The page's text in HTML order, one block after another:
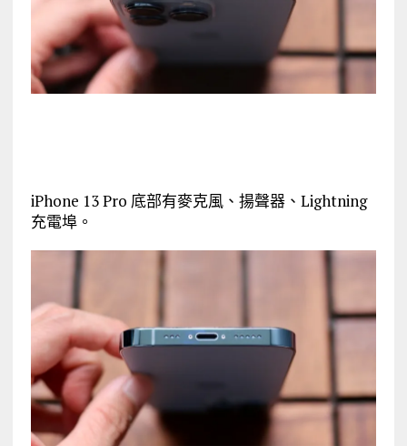
iPhone 13 Pro 底部有麥克風、揚聲器、Lightning
充電埠。